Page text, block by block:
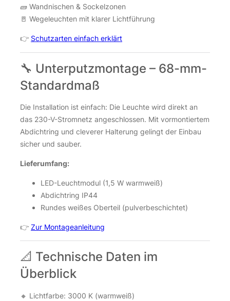
🧱 Wandnischen & Sockelzonen
🚪 Wegeleuchten mit klarer Lichtführung
👉 Schutzarten einfach erklärt
🔧 Unterputzmontage – 68-mm-
Standardmaß
Die Installation ist einfach: Die Leuchte wird direkt an
das 230-V-Stromnetz angeschlossen. Mit vormontiertem
Abdichtring und cleverer Halterung gelingt der Einbau
sicher und sauber.
Lieferumfang:
LED-Leuchtmodul (1,5 W warmweiß)
Abdichtring IP44
Rundes weißes Oberteil (pulverbeschichtet)
👉 Zur Montageanleitung
📐 Technische Daten im
Überblick
🔸 Lichtfarbe: 3000 K (warmweiß)